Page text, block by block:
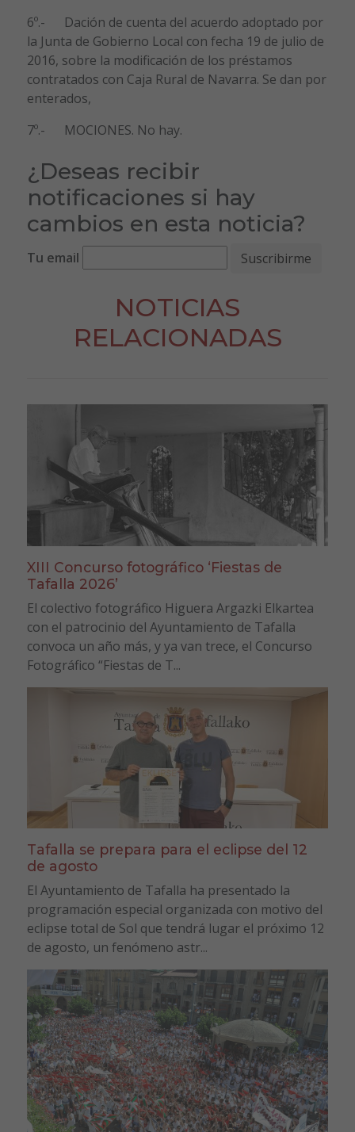
6º.- Dación de cuenta del acuerdo adoptado por
la Junta de Gobierno Local con fecha 19 de julio de
2016, sobre la modificación de los préstamos
contratados con Caja Rural de Navarra. Se dan por
enterados,
7º.- MOCIONES. No hay.
¿Deseas recibir
notificaciones si hay
cambios en esta noticia?
Tu email
NOTICIAS
RELACIONADAS
XIII Concurso fotográfico ‘Fiestas de
Tafalla 2026’
El colectivo fotográfico Higuera Argazki Elkartea
con el patrocinio del Ayuntamiento de Tafalla
convoca un año más, y ya van trece, el Concurso
Fotográfico “Fiestas de T...
Tafalla se prepara para el eclipse del 12
de agosto
El Ayuntamiento de Tafalla ha presentado la
programación especial organizada con motivo del
eclipse total de Sol que tendrá lugar el próximo 12
de agosto, un fenómeno astr...